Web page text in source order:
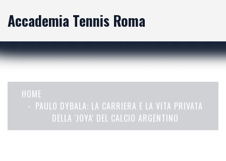
Accademia Tennis Roma
HOME
PAULO DYBALA: LA CARRIERA E LA VITA PRIVATA
DELLA 'JOYA' DEL CALCIO ARGENTINO